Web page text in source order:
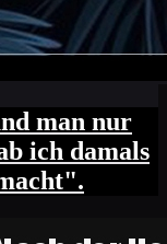
man nur
ich damals